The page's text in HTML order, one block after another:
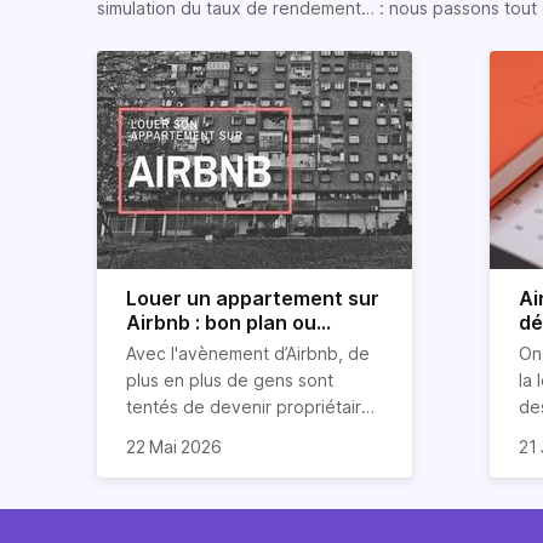
simulation du taux de rendement… : nous passons tout
Louer un appartement sur
Airbnb : bon plan ou
mauvaise idée
Avec l'avènement d’Airbnb, de
plus en plus de gens sont
tentés de devenir propriétaires
Paris qui sont des meublés
22 Mai 2026
la
21